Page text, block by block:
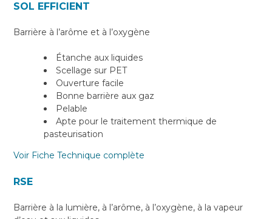
SOL EFFICIENT
Barrière à l’arôme et à l’oxygène
Étanche aux liquides
Scellage sur PET
Ouverture facile
Bonne barrière aux gaz
Pelable
Apte pour le traitement thermique de
pasteurisation
Voir Fiche Technique complète
RSE
Barrière à la lumière, à l’arôme, à l’oxygène, à la vapeur